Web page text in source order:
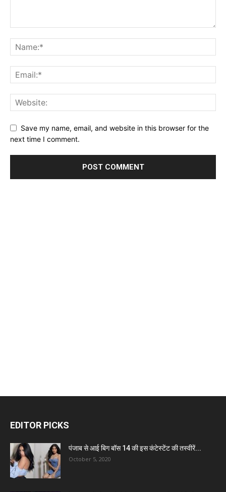
Save my name, email, and website in this browser for the
next time I comment.
EDITOR PICKS
पंजाब से आई बिग बॉस 14 की इस कंटेस्टेंट की तस्वीरें...
October 5, 2020